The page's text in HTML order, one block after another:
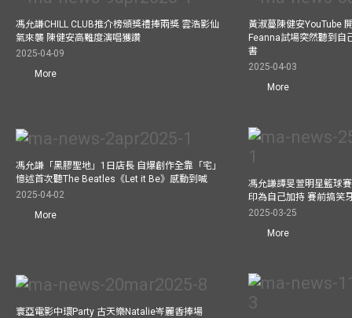
馮允謙CHILL CLUB推介榜頒獎禮捧兩獎 雲浩影仙
氣來襲 陳健安高難度演唱獲讚
2025-04-09
More
黃淑蔓陳健安YouTube
Feanna試場突然聽到自
書
2025-04-03
More
馮允謙「黑膠聖地」1日店長 自爆創作全靠「宅」
憶述首次聽The Beatles《Let it Be》感動到喊
2025-04-02
More
馮允謙譚旻萱明星籃球
印為自己加持 賽前搞笑
2025-03-25
More
寰亞電影中環Party 古天樂Natalie岑麗香捧場